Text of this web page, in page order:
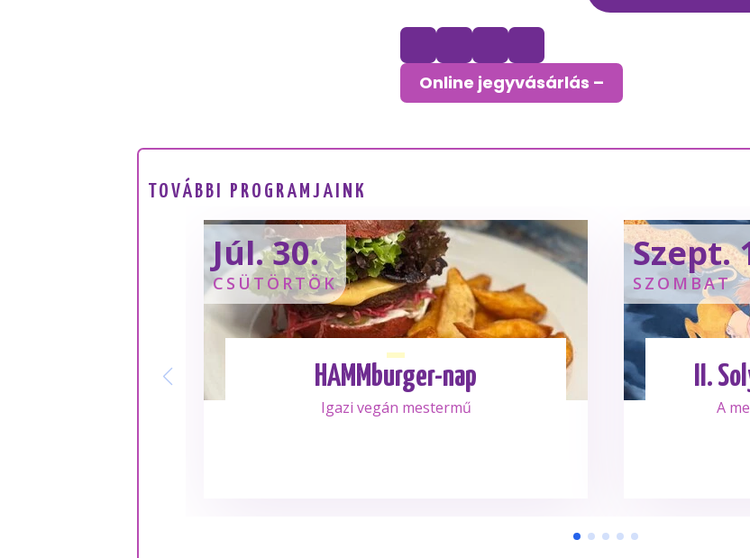
Online jegyvásárlás –
TOVÁBBI PROGRAMJAINK
Júl. 30.
CSÜTÖRTÖK
HAMMburger-nap
Igazi vegán mestermű
Szept.
SZOMBAT
II.
A